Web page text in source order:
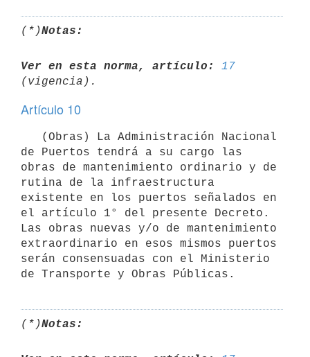
(*)Notas:
Ver en esta norma, artículo:
17
Artículo 10
de Puertos tendrá a su cargo las
obras de mantenimiento ordinario y de
rutina de la infraestructura
existente en los puertos señalados en
el artículo 1° del presente Decreto.
Las obras nuevas y/o de mantenimiento
extraordinario en esos mismos puertos
serán consensuadas con el Ministerio
(*)Notas: